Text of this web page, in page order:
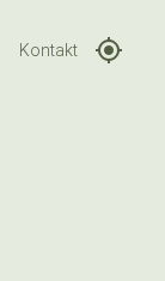
Kontakt gps_fixed